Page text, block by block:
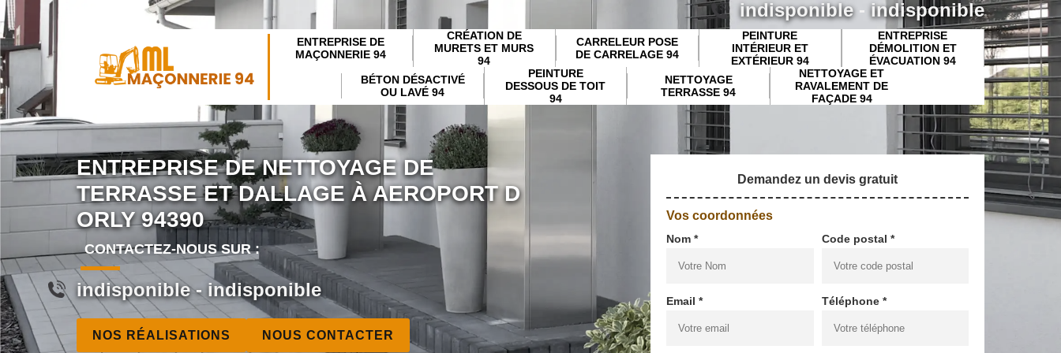
indisponible-indisponible
ENTREPRISE DE
MAÇONNERIE 94
CRÉATION DE
MURETS ET MURS
94
CARRELEUR POSE
DE CARRELAGE 94
PEINTURE
INTÉRIEUR ET
EXTÉRIEUR 94
ENTREPRISE
DÉMOLITION ET
ÉVACUATION 94
BÉTON DÉSACTIVÉ
OU LAVÉ 94
PEINTURE
DESSOUS DE TOIT
94
NETTOYAGE
TERRASSE 94
NETTOYAGE ET
RAVALEMENT DE
FAÇADE 94
ENTREPRISE DE NETTOYAGE DE
TERRASSE ET DALLAGE À AEROPORT D
ORLY 94390
CONTACTEZ-NOUS SUR :
indisponible-indisponible
NOS RÉALISATIONS NOUS CONTACTER
Demandez un devis gratuit
Vos coordonnées
Nom * Code postal *
Email * Téléphone *